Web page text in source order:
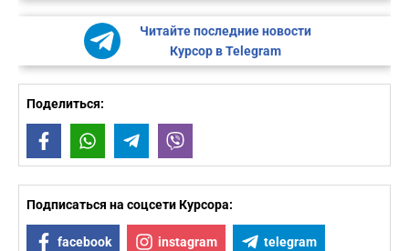
Читайте последние новости
Курсор в Telegram
Поделиться:
FacebookWhatsAppTelegram
Подписаться на соцсети Курсора:
facebook instagram telegram